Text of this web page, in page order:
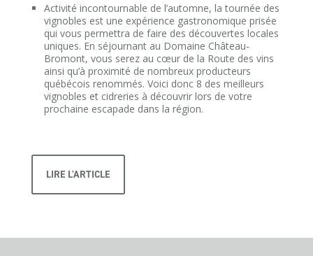
Activité incontournable de l’automne, la tournée des
vignobles est une expérience gastronomique prisée
qui vous permettra de faire des découvertes locales
uniques. En séjournant au Domaine Château-
Bromont, vous serez au cœur de la Route des vins
ainsi qu’à proximité de nombreux producteurs
québécois renommés. Voici donc 8 des meilleurs
vignobles et cidreries à découvrir lors de votre
prochaine escapade dans la région.
LIRE L'ARTICLE